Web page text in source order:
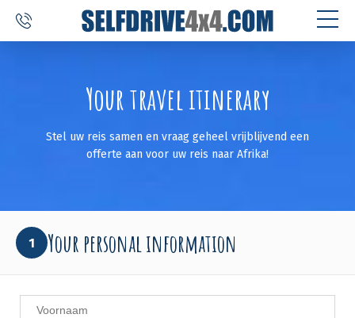
4×4 CAR RENTAL
CUSTOM TOURS
REVIEWS
ABOUT US
CONTACT
Your travel itinerary
Stel uw reis samen en vraag geheel vrijblijvend een
offerte aan voor uw reis naar Afrika!
1 Your personal information